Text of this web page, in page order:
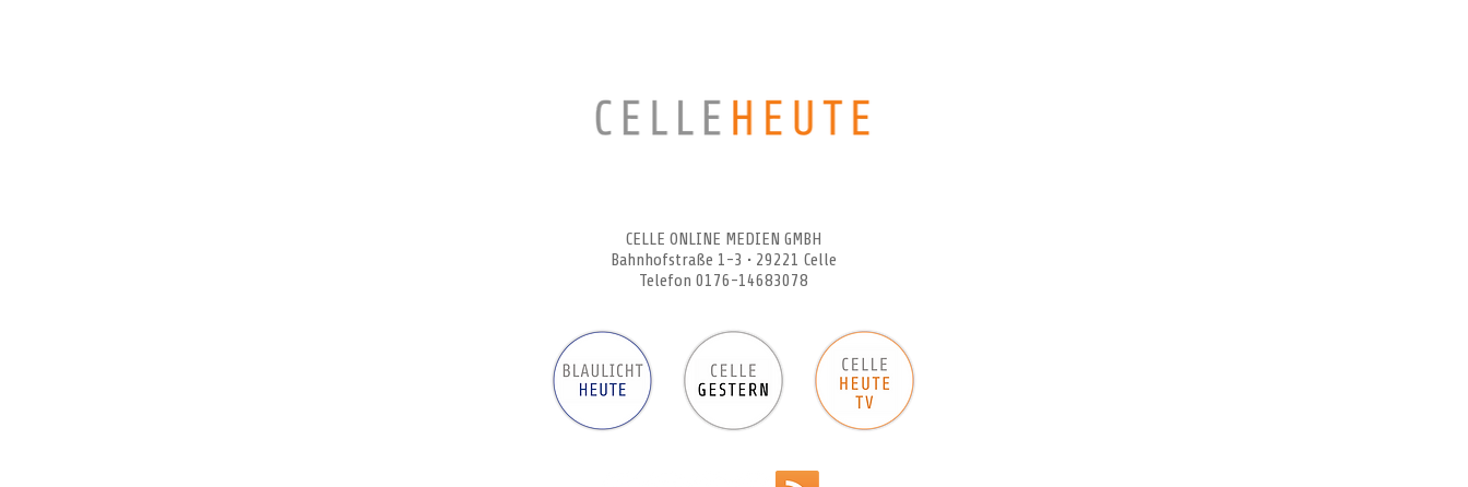
CELLE ONLINE MEDIEN GMBH
Bahnhofstraße 1-3 • 29221 Celle
Telefon 0176-14683078